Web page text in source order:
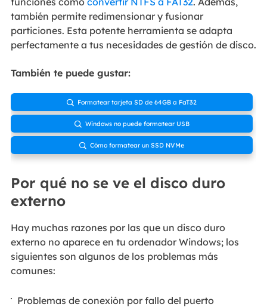
también permite redimensionar y fusionar
particiones. Esta potente herramienta se adapta
perfectamente a tus necesidades de gestión de disco.
También te puede gustar:
 Formatear tarjeta SD de 64GB a FaT32
 Windows no puede formatear USB
 Cómo formatear un SSD NVMe
Por qué no se ve el disco duro
externo
Hay muchas razones por las que un disco duro
externo no aparece en tu ordenador Windows; los
siguientes son algunos de los problemas más
comunes:
Problemas de conexión por fallo del puerto